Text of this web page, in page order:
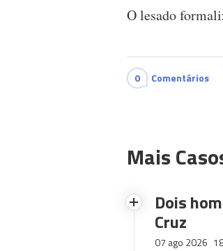
O lesado
0 Comentários
Mais
Dois
Cruz
07 ago 2026